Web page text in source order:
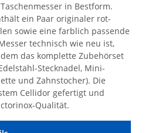
in Bestform.
ein Paar originaler rot-
sowie eine farblich passende
technisch wie neu ist,
das komplette Zubehörset
Stecknadel, Mini-
und Zahnstocher). Die
Cellidor gefertigt und
Qualität.